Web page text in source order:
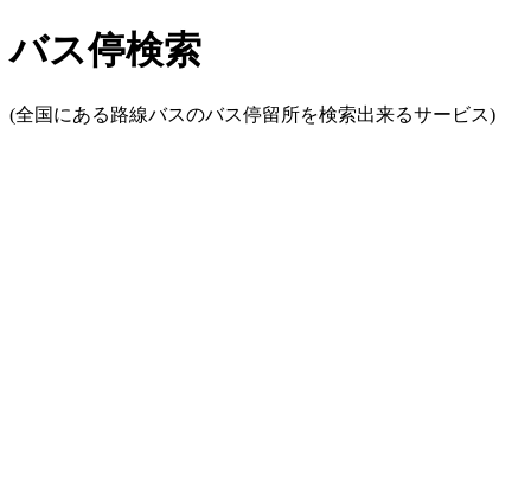
バス停検索
(全国にある路線バスのバス停留所を検索出来るサービス)